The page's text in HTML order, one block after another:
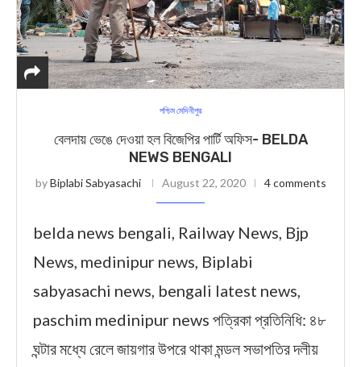
পশ্চিম মেদিনীপুর
বেলদায় ভেঙে দেওয়া হল বিজেপির পার্টি অফিস- BELDA
NEWS BENGALI
byBiplabi Sabyasachi August 22, 2020 4 comments
belda news bengali, Railway News, Bjp
News, medinipur news, Biplabi
sabyasachi news, bengali latest news,
paschim medinipur news পত্রিকা প্রতিনিধি: ৪৮
ঘন্টার মধ্যে রেলে জায়গার উপরে থাকা মন্ডল সভাপতির দলীয়